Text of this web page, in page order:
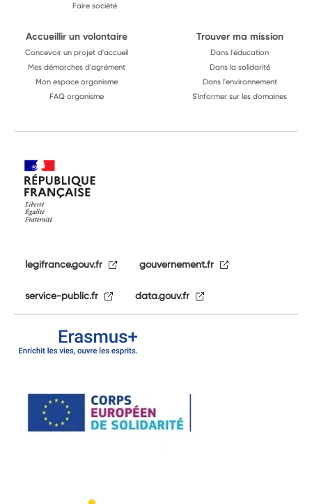
Faire société
Accueillir un volontaire
Concevoir un projet d'accueil
Mes démarches d'agrément
Mon espace organisme
FAQ organisme
Trouver ma mission
Dans l'éducation
Dans la solidarité
Dans l'environnement
S'informer sur les domaines
legifrance.gouv.fr gouvernement.fr
service-public.fr data.gouv.fr